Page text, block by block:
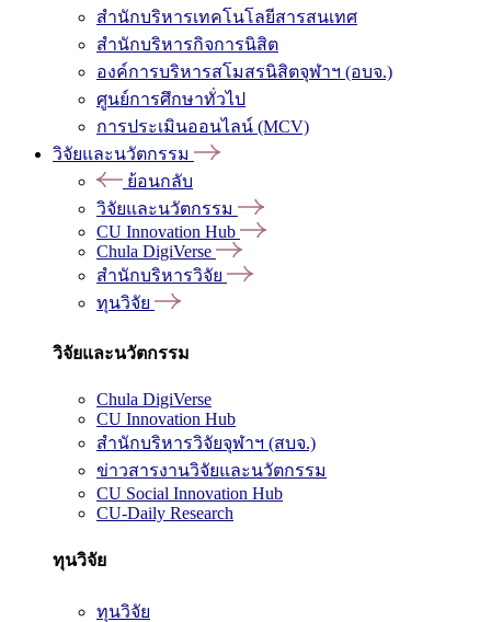
สำนักบริหารเทคโนโลยีสารสนเทศ
สำนักบริหารกิจการนิสิต
องค์การบริหารสโมสรนิสิตจุฬาฯ (อบจ.)
ศูนย์การศึกษาทั่วไป
การประเมินออนไลน์ (MCV)
วิจัยและนวัตกรรม
ย้อนกลับ
วิจัยและนวัตกรรม
CU Innovation Hub
Chula DigiVerse
สำนักบริหารวิจัย
ทุนวิจัย
วิจัยและนวัตกรรม
Chula DigiVerse
CU Innovation Hub
สำนักบริหารวิจัยจุฬาฯ (สบจ.)
ข่าวสารงานวิจัยและนวัตกรรม
CU Social Innovation Hub
CU-Daily Research
ทุนวิจัย
ทุนวิจัย